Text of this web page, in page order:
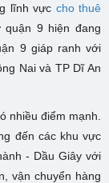
lĩnh vực cho thuê
quận 9 hiện đang
9 giáp ranh với
Nai và TP Dĩ An
nhiều điểm mạnh.
đến các khu vực
- Dầu Giây với
vận chuyển hàng